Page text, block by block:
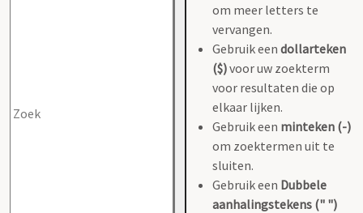
om meer letters te
vervangen.
Gebruik een dollarteken
($)voor uw zoekterm
voor resultaten die op
elkaar lijken.
Gebruik een minteken (-)
om zoektermen uit te
sluiten.
Gebruik een Dubbele
aanhalingstekens (" ")